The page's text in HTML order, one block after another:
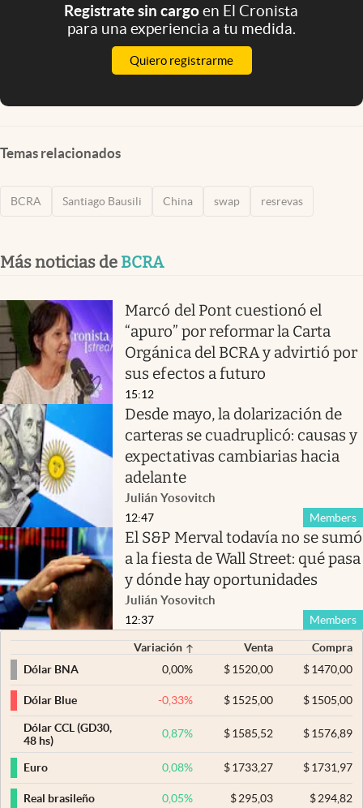
Registrate sin cargoen El Cronista
para una experiencia a tu medida.
Quiero registrarme
Temas relacionados
BCRA Santiago Bausili China swap resrevas
Más noticias de BCRA
Marcó del Pont cuestionó el
“apuro” por reformar la Carta
Orgánica del BCRA y advirtió por
sus efectos a futuro
15:12
Desde mayo, la dolarización de
carteras se cuadruplicó: causas y
expectativas cambiarias hacia
adelante
Julián Yosovitch
Members
12:47
El S&P Merval todavía no se sumó
a la fiesta de Wall Street: qué pasa
y dónde hay oportunidades
Julián Yosovitch
Members
12:37
Variación Venta
Compra
Dólar BNA
0,00% $ 1520,00 $1470,00
Dólar Blue -0,33% $ 1525,00 $1505,00
Dólar CCL (GD30,
48 hs)
0,87% $ 1585,52 $1576,89
Euro 0,08% $ 1733,27 $1731,97
Real brasileño 0,05% $ 295,03 $294,82